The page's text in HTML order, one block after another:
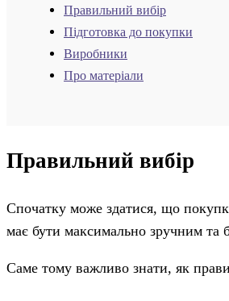
Правильний вибір
Підготовка до покупки
Виробники
Про матеріали
Правильний вибір
Спочатку може здатися, що
має бути максимально зручним та
Саме тому важливо знати, як